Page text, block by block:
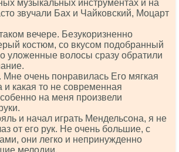
музыкальных инструментах и на
звучали Бах и Чайковский, Моцарт
вечере. Безукоризненно
костюм, со вкусом подобранный
уложенные волосы сразу обратили
Мне очень понравилась Его мягкая
и какая то не современная
на меня произвели
и начал играть Мендельсона, я не
от его рук. Не очень большие, с
они легко и непринужденно
мелодии.